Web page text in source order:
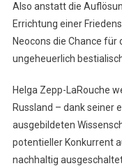
Also anstatt die
Errichtung einer
Neocons die Chance für
ungeheuerlich
Helga Zepp-LaRouche
Russland – dank seiner
ausgebildeten
potentieller Konkurrent
nachhaltig